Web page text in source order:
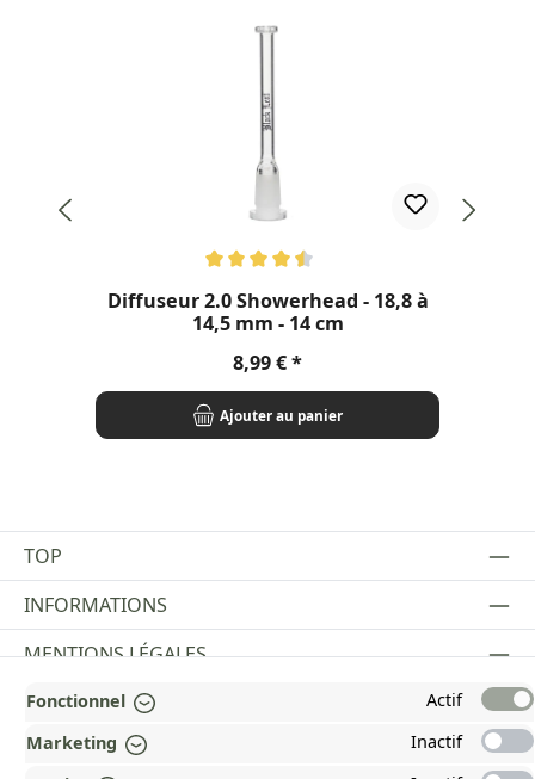
Diffuseur 2.0 Showerhead - 18,8 à
14,5 mm - 14 cm
Prix régulier :
8,99 €
Ajouter au panier
TOP
INFORMATIONS
MENTIONS LÉGALES
PAYMENT AND SHIPPING METHODS
RÉCOMPENSÉ ET CERTIFIÉ !
Fonctionnel
Actif
Marketing
Inactif